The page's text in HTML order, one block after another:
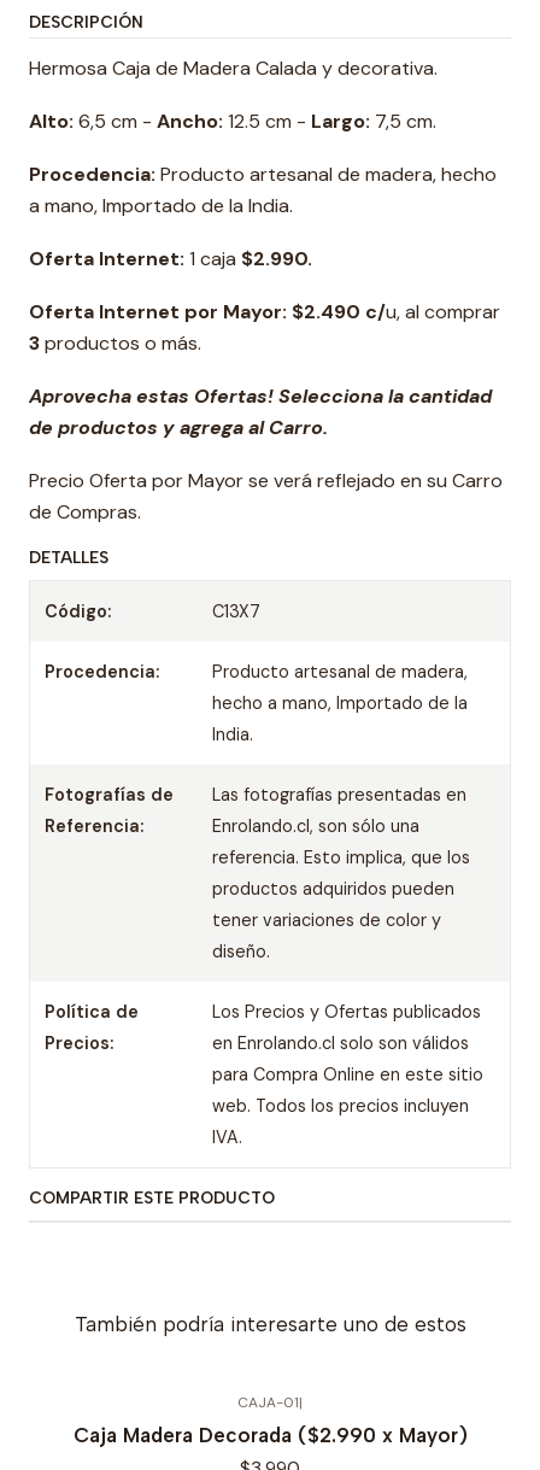
DESCRIPCIÓN
Hermosa Caja de Madera Calada y decorativa.
Alto: 6,5 cm - Ancho: 12.5 cm - Largo: 7,5 cm.
Procedencia: Producto artesanal de madera, hecho
a mano, Importado de la India.
Oferta Internet: 1 caja $2.990.
Oferta Internet por Mayor: $2.490 c/u, al comprar
3productos o más.
Aprovecha estas Ofertas! Selecciona la cantidad
de productos y agrega al Carro.
Precio Oferta por Mayor se verá reflejado en su Carro
de Compras.
DETALLES
Código: C13X7
Procedencia:
Producto artesanal de madera,
hecho a mano, Importado de la
India.
Fotografías de
Referencia:
Las fotografías presentadas en
Enrolando.cl, son sólo una
referencia. Esto implica, que los
productos adquiridos pueden
tener variaciones de color y
diseño.
Política de
Precios:
Los Precios y Ofertas publicados
en Enrolando.cl solo son válidos
para Compra Online en este sitio
web. Todos los precios incluyen
IVA.
COMPARTIR ESTE PRODUCTO
También podría interesarte uno de estos
CAJA-01|
Caja Madera Decorada ($2.990 x Mayor)